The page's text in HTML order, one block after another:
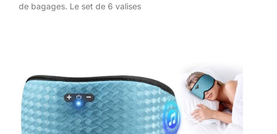
de bagages. Le set de 6 valises